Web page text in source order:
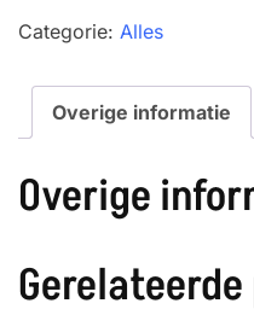
Categorie: Alles
Overige informatie
Overige